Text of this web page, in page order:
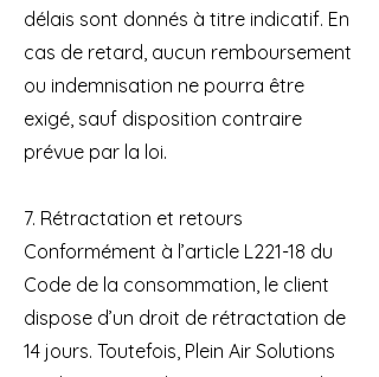
délais sont donnés à titre indicatif. En
cas de retard, aucun remboursement
ou indemnisation ne pourra être
exigé, sauf disposition contraire
prévue par la loi.
7. Rétractation et retours
Conformément à l’article L221-18 du
Code de la consommation, le client
dispose d’un droit de rétractation de
14 jours. Toutefois, Plein Air Solutions